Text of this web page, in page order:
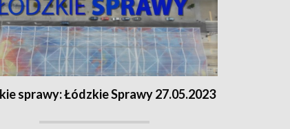
sprawy: Łódzkie Sprawy 27.05.2023